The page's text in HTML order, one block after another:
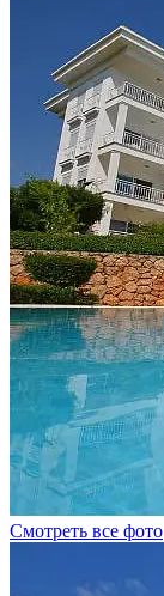
Смотреть все фото